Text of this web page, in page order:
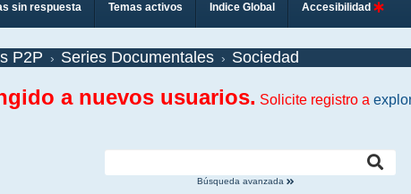
sin respuesta Temas activos Indice Global Accesibilidad
P2P Series Documentales Sociedad
a nuevos usuarios. Solicite registro a
Búsqueda avanzada